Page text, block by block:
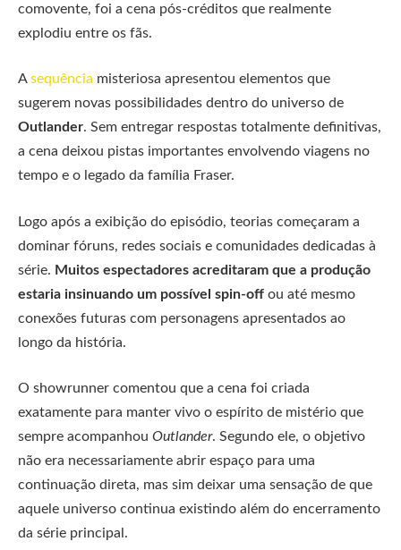
comovente, foi a cena pós-créditos que realmente
explodiu entre os fãs.
Asequência misteriosa apresentou elementos que
sugerem novas possibilidades dentro do universo de
Outlander. Sem entregar respostas totalmente definitivas,
a cena deixou pistas importantes envolvendo viagens no
tempo e o legado da família Fraser.
Logo após a exibição do episódio, teorias começaram a
dominar fóruns, redes sociais e comunidades dedicadas à
série. Muitos espectadores acreditaram que a produção
estaria insinuando um possível spin-off ou até mesmo
conexões futuras com personagens apresentados ao
longo da história.
O showrunner comentou que a cena foi criada
exatamente para manter vivo o espírito de mistério que
sempre acompanhou Outlander. Segundo ele, o objetivo
não era necessariamente abrir espaço para uma
continuação direta, mas sim deixar uma sensação de que
aquele universo continua existindo além do encerramento
da série principal.